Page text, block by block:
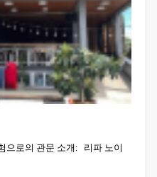
으로의 관문 소개: 리파 노이